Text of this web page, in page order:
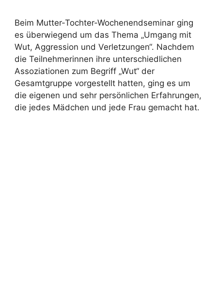
Beim Mutter-Tochter-Wochenendseminar ging
es überwiegend um das Thema „Umgang mit
Wut, Aggression und Verletzungen“. Nachdem
die Teilnehmerinnen ihre unterschiedlichen
Assoziationen zum Begriff „Wut“ der
Gesamtgruppe vorgestellt hatten, ging es um
die eigenen und sehr persönlichen Erfahrungen,
die jedes Mädchen und jede Frau gemacht hat.